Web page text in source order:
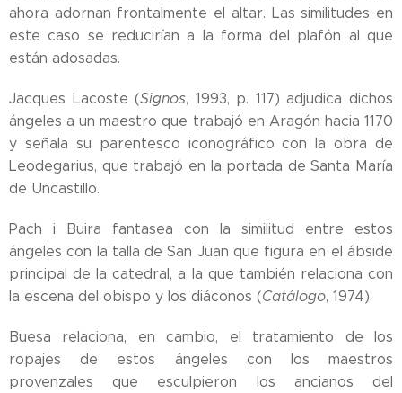
ahora adornan frontalmente el altar. Las similitudes en
este caso se reducirían a la forma del plafón al que
están adosadas.
Jacques Lacoste (Signos, 1993, p. 117) adjudica dichos
ángeles a un maestro que trabajó en Aragón hacia 1170
y señala su parentesco iconográfico con la obra de
Leodegarius, que trabajó en la portada de Santa María
de Uncastillo.
Pach i Buira fantasea con la similitud entre estos
ángeles con la talla de San Juan que figura en el ábside
principal de la catedral, a la que también relaciona con
la escena del obispo y los diáconos (Catálogo, 1974).
Buesa relaciona, en cambio, el tratamiento de los
ropajes de estos ángeles con los maestros
provenzales que esculpieron los ancianos del